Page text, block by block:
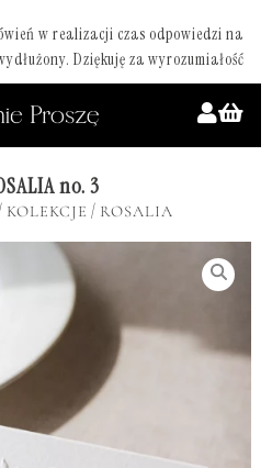
w realizacji czas odpowiedzi na
Dziękuję za wyrozumiałość
no. 3
KOLEKCJE / ROSALIA